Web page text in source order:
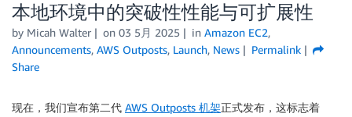
本地环境中的突破性性能与可扩展性
by Micah Walter on 03 5月 2025 in Amazon EC2,
Announcements, AWS Outposts, Launch, News
Permalink
Share
现在，我们宣布第二代 AWS Outposts 机架正式发布，这标志着